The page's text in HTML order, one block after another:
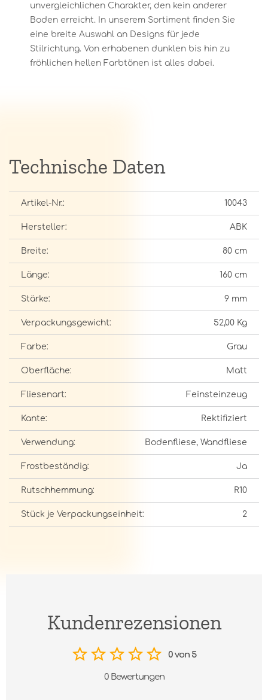
unvergleichlichen Charakter, den kein anderer
Boden erreicht. In unserem Sortiment finden Sie
eine breite Auswahl an Designs für jede
Stilrichtung. Von erhabenen dunklen bis hin zu
fröhlichen hellen Farbtönen ist alles dabei.
Technische Daten
Artikel-Nr.: 10043
Hersteller: ABK
Breite: 80 cm
Länge: 160 cm
Stärke: 9 mm
Verpackungsgewicht: 52,00 Kg
Farbe: Grau
Oberfläche: Matt
Fliesenart: Feinsteinzeug
Kante: Rektifiziert
Verwendung: Bodenfliese, Wandfliese
Frostbeständig: Ja
Rutschhemmung: R10
Stück je Verpackungseinheit: 2
Kundenrezensionen
0 von 5
0 Bewertungen